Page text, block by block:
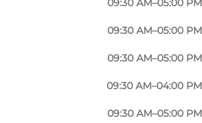
09:30 AM–05:00 PM
09:30 AM–05:00 PM
09:30 AM–05:00 PM
09:30 AM–04:00 PM
09:30 AM–05:00 PM
bis hin zu klassischen
Spezialitäten wie
sich auf das beliebte